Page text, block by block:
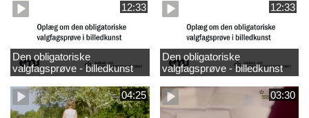
12:33
Den obligatoriske
valgfagsprøve - billedkunst
større LK
12:33
Den obligatoriske
valgfagsprøve - billedkunst
04:25 03:30